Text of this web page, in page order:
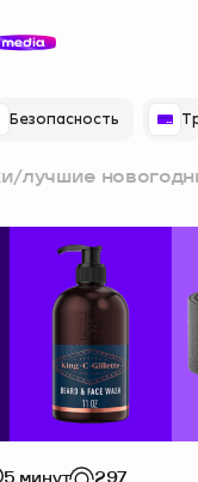
Безопасность
/лучшие
5 минут
297